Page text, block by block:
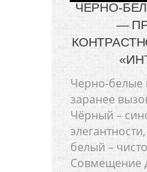
ЧЕРНО-
—
Черно-белые
заранее
Чёрный –
белый –
Совмещение